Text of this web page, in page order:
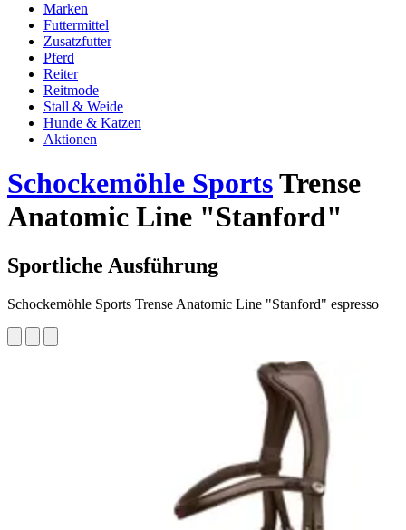
Marken
Futtermittel
Zusatzfutter
Pferd
Reiter
Reitmode
Stall & Weide
Hunde & Katzen
Aktionen
Schockemöhle SportsTrense
Anatomic Line "Stanford"
Sportliche Ausführung
Schockemöhle Sports Trense Anatomic Line "Stanford" espresso